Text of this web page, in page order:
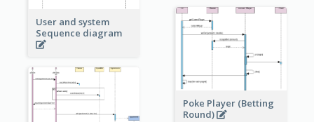
User and system
Sequence diagram
Poke Player (Betting
Round)